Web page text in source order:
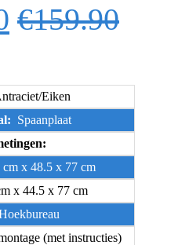
€159.90
Eiken
Spaanplaat
cm x 48.5 x 77 cm
x 44.5 x 77 cm
(met instructies)